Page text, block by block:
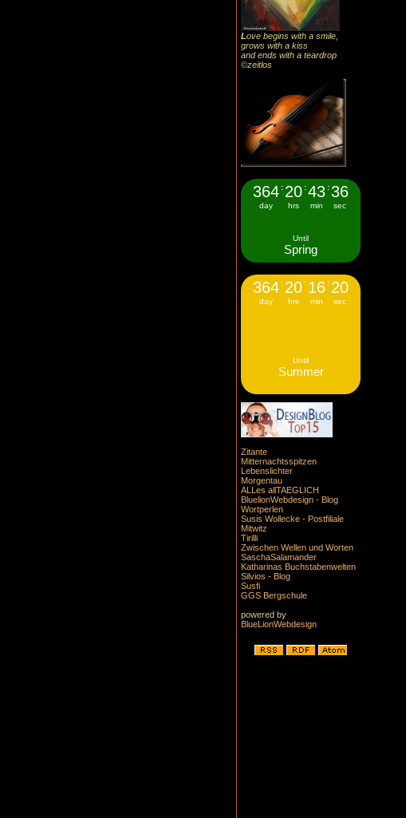
Love begins with a smile,
grows with a kiss
and ends with a teardrop
©zeitlos
364
day
: 20
hrs
:43
min
:35
sec
Until
Spring
364
day
: 20
hrs
: 16
min
: 19
sec
Until
Summer
Zitante
Mitternachtsspitzen
Lebenslichter
Morgentau
ALLes allTAEGLICH
BluelionWebdesign - Blog
Wortperlen
Susis Wollecke - Postfiliale
Mitwitz
Tirilli
Zwischen Wellen und Worten
SaschaSalamander
Katharinas Buchstabenwelten
Silvios - Blog
Susfi
GGS Bergschule
powered by
BlueLionWebdesign